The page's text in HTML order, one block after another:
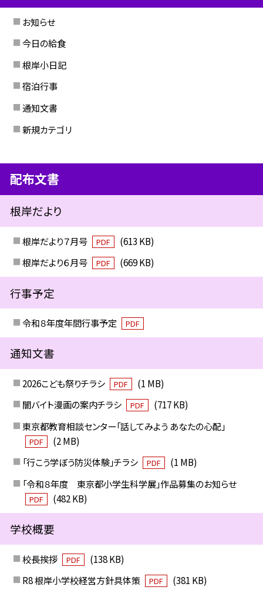
お知らせ
今日の給食
根岸小日記
宿泊行事
通知文書
新規カテゴリ
配布文書
根岸だより
根岸だより７月号 PDF
(613 KB)
根岸だより６月号
PDF (669 KB)
行事予定
令和８年度年間行事予定 PDF
通知文書
2026こども祭りチラシ PDF
(1 MB)
闇バイト漫画の案内チラシ
PDF
(717 KB)
東京都教育相談センター「話してみよう あなたの心配」
PDF
(2 MB)
「行こう学ぼう防災体験」チラシ
PDF
(1 MB)
「令和８年度 東京都小学生科学展」作品募集のお知らせ
PDF (482 KB)
学校概要
校長挨拶 PDF
(138 KB)
R8 根岸小学校経営方針具体策
PDF (381 KB)